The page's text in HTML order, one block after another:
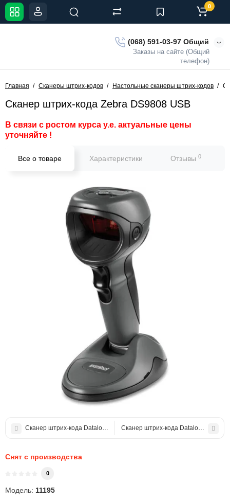
(068) 591-03-97 Общий
Заказы на сайте (Общий
телефон)
0
Главная Сканеры штрих-кодов Настольные сканеры штрих-кодов
Сканер штрих-кода Zebra DS9808 USB
В связи с ростом курса у.е. актуальные цены
уточняйте !
Все о товаре Характеристики Отзывы 0
Сканер штрих-кода Datalogic Magellan 3450 VSI (Imager)
Сканер штрих-кода Datalogic
Снят с производства
0
Модель: 11195